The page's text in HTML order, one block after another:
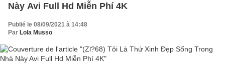
Này Avi Full Hd Miễn Phí 4K
Publié le 08/09/2021 à 14:48
Par Lola Musso